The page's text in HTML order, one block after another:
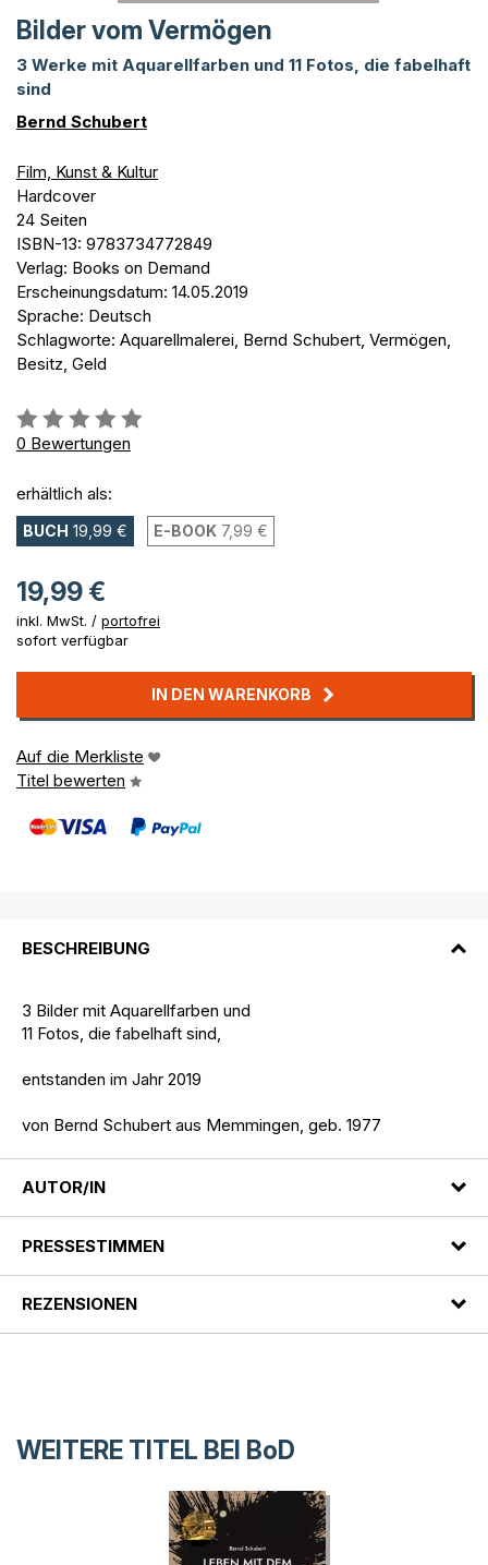
Bilder vom Vermögen
3 Werke mit Aquarellfarben und 11 Fotos, die fabelhaft
sind
Bernd Schubert
Film, Kunst & Kultur
Hardcover
24 Seiten
ISBN-13: 9783734772849
Verlag: Books on Demand
Erscheinungsdatum: 14.05.2019
Sprache: Deutsch
Schlagworte: Aquarellmalerei, Bernd Schubert, Vermögen,
Besitz, Geld
Bewertung::
0%
0 Bewertungen
erhältlich als:
BUCH 19,99 € E-BOOK 7,99 €
19,99 €
inkl. MwSt. / portofrei
sofort verfügbar
IN DEN WARENKORB
Auf die Merkliste
Titel bewerten
BESCHREIBUNG
3 Bilder mit Aquarellfarben und
11 Fotos, die fabelhaft sind,
entstanden im Jahr 2019
von Bernd Schubert aus Memmingen, geb. 1977
AUTOR/IN
PRESSESTIMMEN
REZENSIONEN
WEITERE TITEL BEI BoD